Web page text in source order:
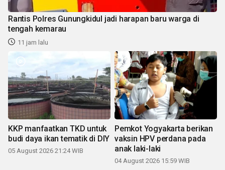
Rantis Polres Gunungkidul jadi harapan baru warga di
tengah kemarau
11 jam lalu
KKP manfaatkan TKD untuk
budi daya ikan tematik di DIY
05 August 2026 21:24 WIB
Pemkot Yogyakarta berikan
vaksin HPV perdana pada
anak laki-laki
04 August 2026 15:59 WIB